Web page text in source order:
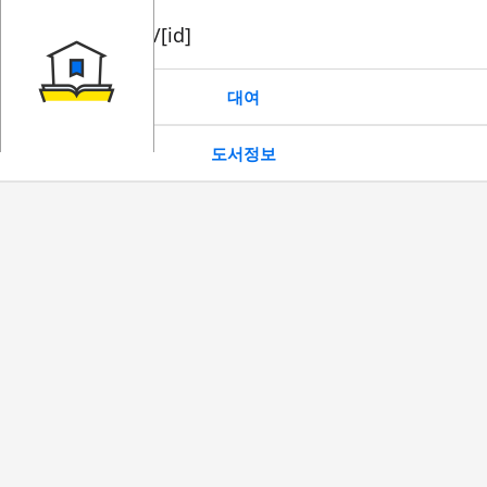
book/rent/[id]
대여
도서정보